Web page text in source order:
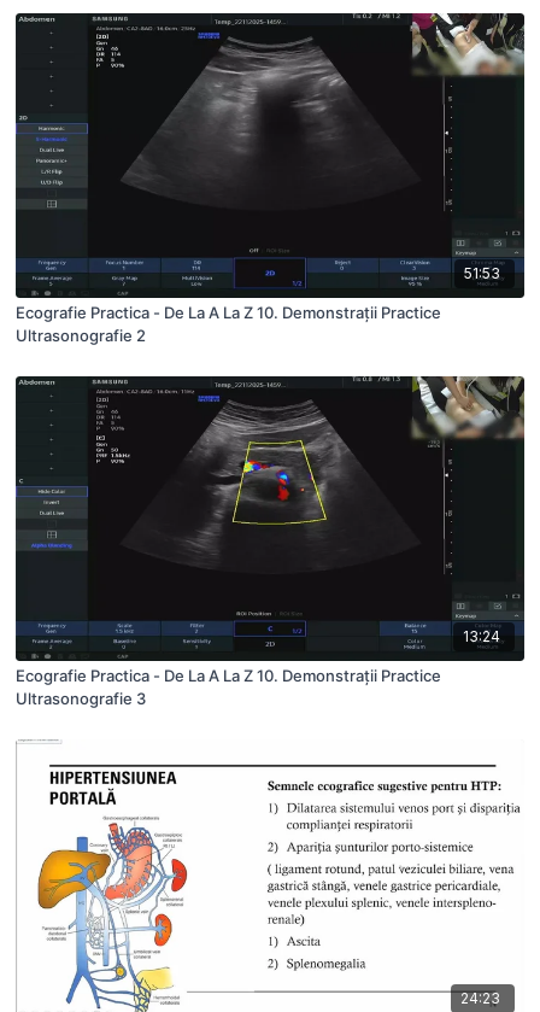
51:53
Ecografie Practica - De La A La Z 10. Demonstrații Practice
Ultrasonografie 2
13:24
Ecografie Practica - De La A La Z 10. Demonstrații Practice
Ultrasonografie 3
24:23